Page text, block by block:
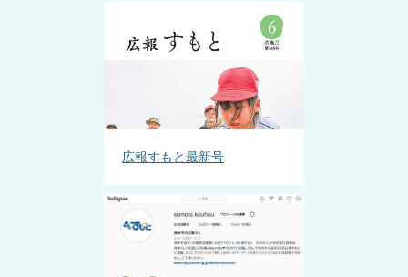
広報すもと最新号